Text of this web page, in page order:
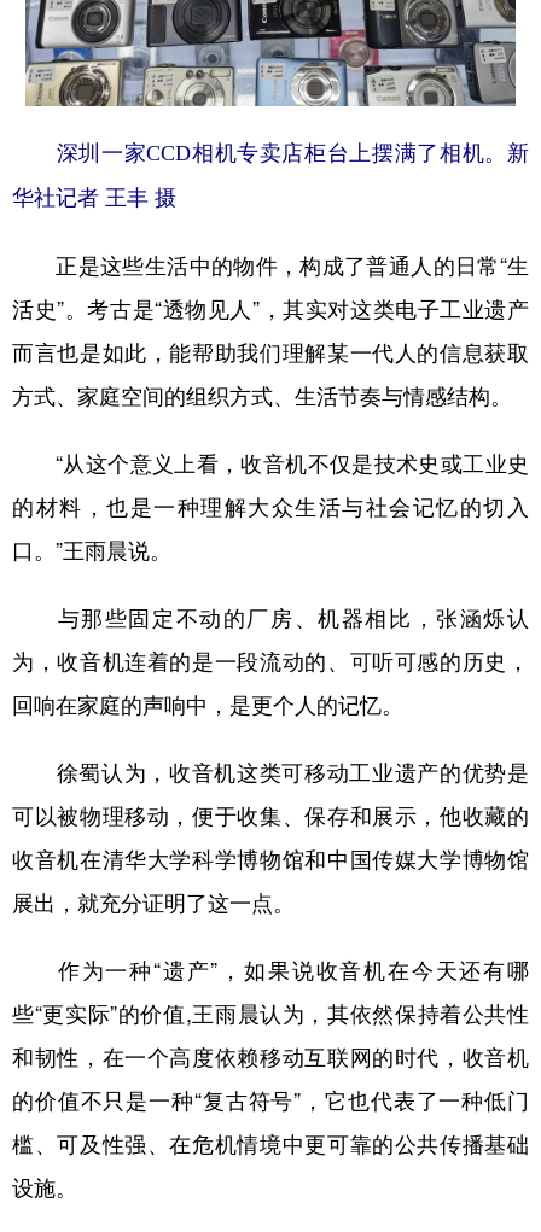
深圳一家CCD相机专卖店柜台上摆满了相机。新
华社记者 王丰 摄
正是这些生活中的物件，构成了普通人的日常“生
活史”。考古是“透物见人”，其实对这类电子工业遗产
而言也是如此，能帮助我们理解某一代人的信息获取
方式、家庭空间的组织方式、生活节奏与情感结构。
“从这个意义上看，收音机不仅是技术史或工业史
的材料，也是一种理解大众生活与社会记忆的切入
口。”王雨晨说。
与那些固定不动的厂房、机器相比，张涵烁认
为，收音机连着的是一段流动的、可听可感的历史，
回响在家庭的声响中，是更个人的记忆。
徐蜀认为，收音机这类可移动工业遗产的优势是
可以被物理移动，便于收集、保存和展示，他收藏的
收音机在清华大学科学博物馆和中国传媒大学博物馆
展出，就充分证明了这一点。
作为一种“遗产”，如果说收音机在今天还有哪
些“更实际”的价值,王雨晨认为，其依然保持着公共性
和韧性，在一个高度依赖移动互联网的时代，收音机
的价值不只是一种“复古符号”，它也代表了一种低门
槛、可及性强、在危机情境中更可靠的公共传播基础
设施。